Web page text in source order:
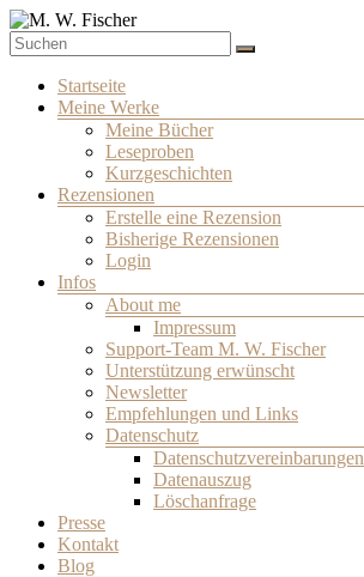
Zum
Inhalt
springen
Schriftsteller
Menü
Startseite
Meine Werke
Meine Bücher
Leseproben
Kurzgeschichten
Rezensionen
Erstelle eine Rezension
Bisherige Rezensionen
Login
Infos
About me
Impressum
Support-Team M. W. Fischer
Unterstützung erwünscht
Newsletter
Empfehlungen und Links
Datenschutz
Datenschutzvereinbarungen
Datenauszug
Löschanfrage
Presse
Kontakt
Blog